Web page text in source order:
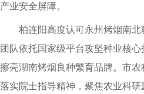
产业安全屏障。
柏连阳高度认可永州烤烟南
团队依托国家级平台攻坚种业核心
擦亮湖南烤烟良种繁育品牌。市
落实院士指导精神，聚焦农业科